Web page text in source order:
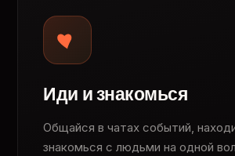
Иди и знакомься
Общайся в чатах событий,
знакомься с людьми на одной